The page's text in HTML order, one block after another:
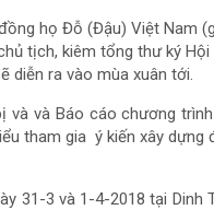
họ Đỗ (Đậu) Việt Nam
tịch, kiêm tổng thư ký
diễn ra vào mùa xuân tới.
và Báo cáo chương
tham gia ý kiến xây
31-3 và 1-4-2018 tại